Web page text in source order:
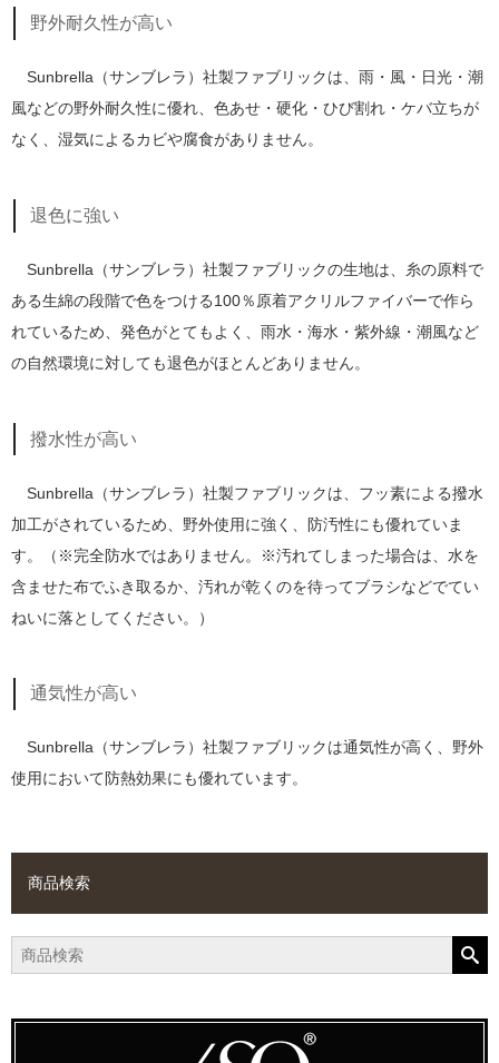
野外耐久性が高い
Sunbrella（サンブレラ）社製ファブリックは、雨・風・日光・潮
風などの野外耐久性に優れ、色あせ・硬化・ひび割れ・ケバ立ちが
なく、湿気によるカビや腐食がありません。
退色に強い
Sunbrella（サンブレラ）社製ファブリックの生地は、糸の原料で
ある生綿の段階で色をつける100％原着アクリルファイバーで作ら
れているため、発色がとてもよく、雨水・海水・紫外線・潮風など
の自然環境に対しても退色がほとんどありません。
撥水性が高い
Sunbrella（サンブレラ）社製ファブリックは、フッ素による撥水
加工がされているため、野外使用に強く、防汚性にも優れていま
す。（※完全防水ではありません。※汚れてしまった場合は、水を
含ませた布でふき取るか、汚れが乾くのを待ってブラシなどでてい
ねいに落としてください。）
通気性が高い
Sunbrella（サンブレラ）社製ファブリックは通気性が高く、野外
使用において防熱効果にも優れています。
商品検索